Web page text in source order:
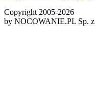
Copyright 2005-2026
by NOCOWANIE.PL Sp. z